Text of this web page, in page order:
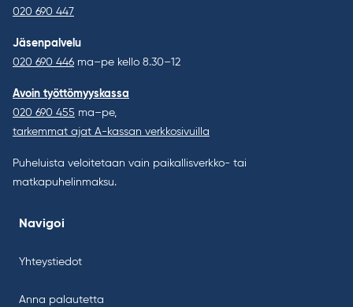
020 690 447
Jäsenpalvelu
020 690 446 ma–pe kello 8.30–12
Avoin työttömyyskassa
020 690 455 ma–pe,
tarkemmat ajat A-kassan verkkosivuilla
Puheluista veloitetaan vain paikallisverkko- tai
matkapuhelinmaksu.
Navigoi
Yhteystiedot
Anna palautetta